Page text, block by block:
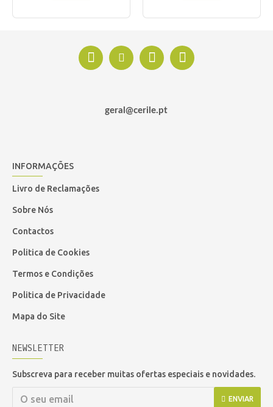
geral@cerile.pt
INFORMAÇÕES
Livro de Reclamações
Sobre Nós
Contactos
Politica de Cookies
Termos e Condições
Politica de Privacidade
Mapa do Site
NEWSLETTER
Subscreva para receber muitas ofertas especiais e novidades.
ENVIAR